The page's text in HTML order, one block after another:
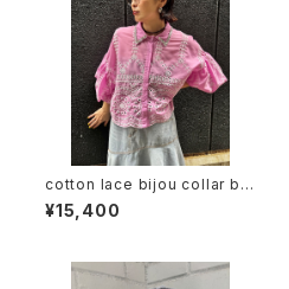
cotton lace bijou collar bal
loon sleeve design tops ト
ップス ブラウス シャツ ビジュー
¥15,400